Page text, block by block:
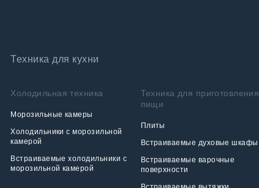
Техника для кухни
Холодильная техника
Морозильные камеры
Холодильники с морозильной
камерой
Встраиваемые холодильники с
морозильной камерой
Техника для приготовления
пищи
Плиты
Встраиваемые духовые шкафы
Встраиваемые варочные
поверхности